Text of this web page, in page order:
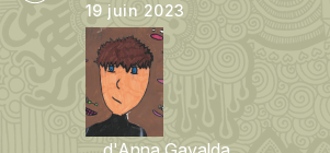
19 juin 2023